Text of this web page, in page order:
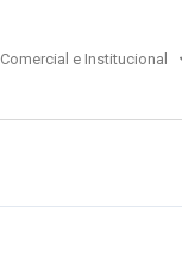
Comercial e Institucional